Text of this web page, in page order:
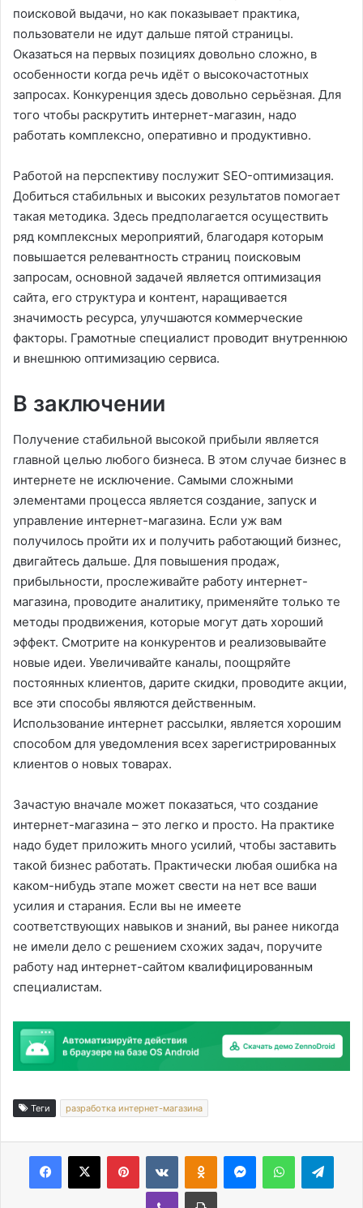
поисковой выдачи, но как показывает практика,
пользователи не идут дальше пятой страницы.
Оказаться на первых позициях довольно сложно, в
особенности когда речь идёт о высокочастотных
запросах. Конкуренция здесь довольно серьёзная. Для
того чтобы раскрутить интернет-магазин, надо
работать комплексно, оперативно и продуктивно.
Работой на перспективу послужит SEO-оптимизация.
Добиться стабильных и высоких результатов помогает
такая методика. Здесь предполагается осуществить
ряд комплексных мероприятий, благодаря которым
повышается релевантность страниц поисковым
запросам, основной задачей является оптимизация
сайта, его структура и контент, наращивается
значимость ресурса, улучшаются коммерческие
факторы. Грамотные специалист проводит внутреннюю
и внешнюю оптимизацию сервиса.
В заключении
Получение стабильной высокой прибыли является
главной целью любого бизнеса. В этом случае бизнес в
интернете не исключение. Самыми сложными
элементами процесса является создание, запуск и
управление интернет-магазина. Если уж вам
получилось пройти их и получить работающий бизнес,
двигайтесь дальше. Для повышения продаж,
прибыльности, прослеживайте работу интернет-
магазина, проводите аналитику, применяйте только те
методы продвижения, которые могут дать хороший
эффект. Смотрите на конкурентов и реализовывайте
новые идеи. Увеличивайте каналы, поощряйте
постоянных клиентов, дарите скидки, проводите акции,
все эти способы являются действенным.
Использование интернет рассылки, является хорошим
способом для уведомления всех зарегистрированных
клиентов о новых товарах.
Зачастую вначале может показаться, что создание
интернет-магазина – это легко и просто. На практике
надо будет приложить много усилий, чтобы заставить
такой бизнес работать. Практически любая ошибка на
каком-нибудь этапе может свести на нет все ваши
усилия и старания. Если вы не имеете
соответствующих навыков и знаний, вы ранее никогда
не имели дело с решением схожих задач, поручите
работу над интернет-сайтом квалифицированным
специалистам.
Теги разработка интернет-магазина